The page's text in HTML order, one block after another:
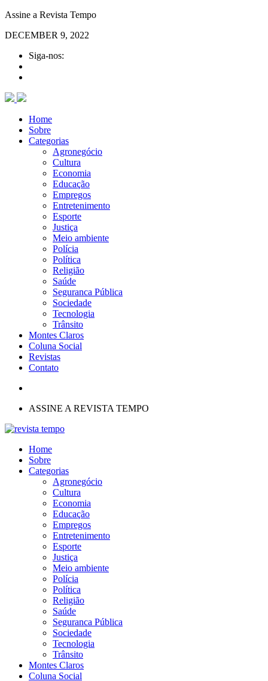
Assine a Revista Tempo
DECEMBER 9, 2022
Siga-nos:
Home
Sobre
Categorias
Agronegócio
Cultura
Economia
Educação
Empregos
Entretenimento
Esporte
Justiça
Meio ambiente
Polícia
Política
Religião
Saúde
Seguranca Pública
Sociedade
Tecnologia
Trânsito
Montes Claros
Coluna Social
Revistas
Contato
ASSINE A REVISTA TEMPO
Home
Sobre
Categorias
Agronegócio
Cultura
Economia
Educação
Empregos
Entretenimento
Esporte
Justiça
Meio ambiente
Polícia
Política
Religião
Saúde
Seguranca Pública
Sociedade
Tecnologia
Trânsito
Montes Claros
Coluna Social